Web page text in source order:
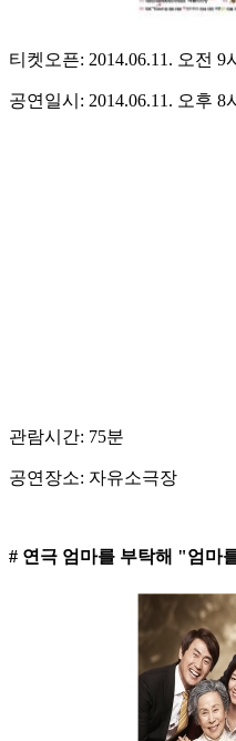
티켓오픈: 2014.06.11. 오전 9
공연일시: 2014.06.11. 오후 8시
관람시간: 75분
공연장소: 자유소극장
# 연극 엄마를 부탁해 "엄마